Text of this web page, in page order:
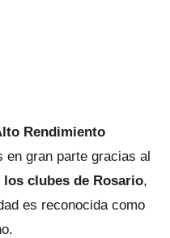
Rendimiento
en gran parte gracias al
clubes de Rosario,
es reconocida como